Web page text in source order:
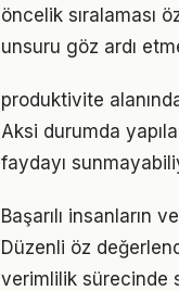
öncelik sıralaması
unsuru göz ardı
produktivite
Aksi durumda
faydayı
Başarılı insanların
Düzenli öz
verimlilik sürecinde